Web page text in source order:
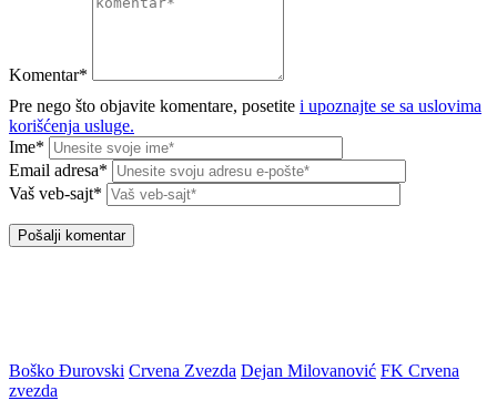
Komentar*
Pre nego što objavite komentare, posetite i upoznajte se sa uslovima
korišćenja usluge.
Ime*
Email adresa*
Vaš veb-sajt*
Boško Đurovski Crvena Zvezda Dejan Milovanović FK Crvena
zvezda